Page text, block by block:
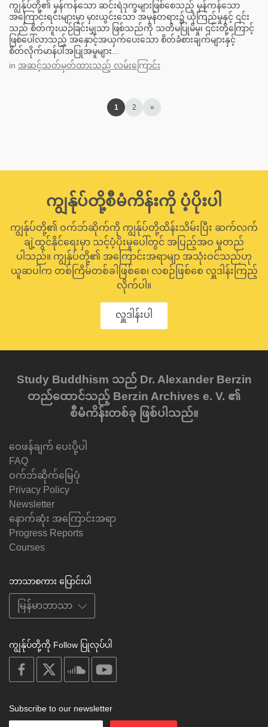
ကျွန်ုပ်တို့၏ မှန်ကန်သော ဆင်းရဲဒုက္ခများဖြစ်စေသည့် မှန်ကန်သော
အကြောင်းရင်းများမှာ မှားယွင်းသော အမှန်တရား၌ ယုံကြည်မှုနှင့် ၎င်း
သည် စိတ်ကူးယဉ်ခြင်းမျှသာ ဖြစ်သည်ကို သတိမပြုမိမှု၊ ၎င်းတို့ကြောင့်
ဖြစ်ပေါ်လာသည့် အနှောင့်အယှက်ပေးသော စိတ်ခံစားချက်များနှင့်
စိတ်လိုက်မာန်ပါအပြုအမူများ...
in အဆင့်သတ်မှတ်ထားသည့် လမ်းကြောင်း
1 2 »
ကျွန်ုပ်တို့စီမံကိန်းကို ပံ့ပိုးပါ
ကျွန်ုပ်တို့၏ ဝက်ဘ်ဆိုက်ကို ကျွန်ုပ်တို့ထိန်းသိမ်းပြီး ဆက်လက်
ချဲ့ထွင်နိုင်ရေးမှာ သင့်ပံ့ပိုးမှုပေါ်တွင် အပြည့်အဝ မူတည်
ပါသည်။ ကျွန်ုပ်တို့၏ အကြောင်းအရာမျာ အသုံးဝင်သည်ဟု
ယူဆပါက တစ်ကြိမ်တစ်ခါဖြစ်စေ၊ လစဉ်ဖြစ်စေ လှူဒါန်းကြည့်
လိုက်ပါ။
လှူဒါန်းပါ
Study Buddhism သည် Dr. Alexander Berzin
တည်ထောင်သည့် Berzin Archives e. V. ၏
စီမံကိန်းတစ်ခု ဖြစ်ပါသည်။
ဝေဖန်ချက် ပေးပို့ပါ
FAQ
ဝက်ဘ်ဆိုက်မြေပုံ
Privacy Policy
Newsletter
နောက်ဆုံး အကြောင်းအရာ
Progress Reports
Courses
ဘာသာစကား ပြောင်းပါ
ကျွန်ုပ်တို့ကို Follow ပြုလုပ်ပါ
on
facebook
soundcloud
Subscribe to our newsletter